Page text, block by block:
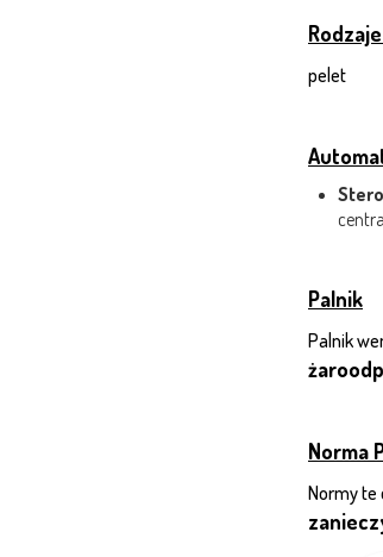
pelet
Palnik
Palnik
Norma
Normy te